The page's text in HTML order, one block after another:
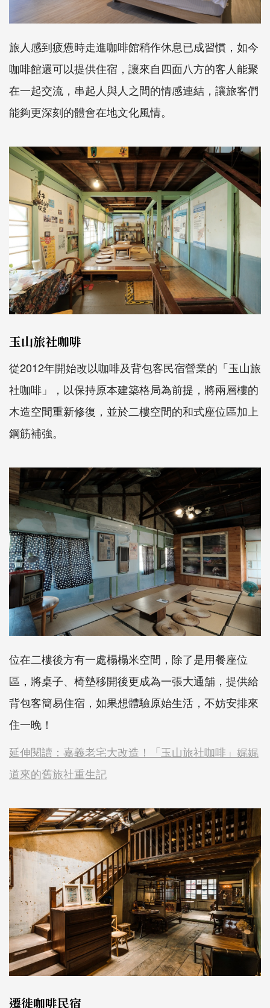
旅人感到疲憊時走進咖啡館稍作休息已成習慣，如今
咖啡館還可以提供住宿，讓來自四面八方的客人能聚
在一起交流，串起人與人之間的情感連結，讓旅客們
能夠更深刻的體會在地文化風情。
玉山旅社咖啡
從2012年開始改以咖啡及背包客民宿營業的「玉山旅
社咖啡」，以保持原本建築格局為前提，將兩層樓的
木造空間重新修復，並於二樓空間的和式座位區加上
鋼筋補強。
位在二樓後方有一處榻榻米空間，除了是用餐座位
區，將桌子、椅墊移開後更成為一張大通舖，提供給
背包客簡易住宿，如果想體驗原始生活，不妨安排來
住一晚！
延伸閱讀：嘉義老宅大改造！「玉山旅社咖啡」娓娓
道來的舊旅社重生記
遷徙咖啡民宿